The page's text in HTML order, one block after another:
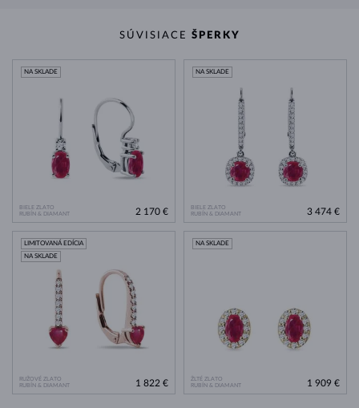
SÚVISIACE ŠPERKY
BIELE ZLATO
RUBÍN & DIAMANT
NA SKLADE
2 170 €
BIELE ZLATO
RUBÍN & DIAMANT
NA SKLADE
3 474 €
RUŽOVÉ ZLATO
RUBÍN & DIAMANT
LIMITOVANÁ EDÍCIA
NA SKLADE
1 822 €
ŽLTÉ ZLATO
RUBÍN & DIAMANT
NA SKLADE
1 909 €